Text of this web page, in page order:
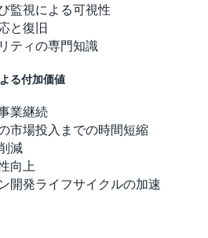
監視による可視性
と復旧
ティの専門知識
る付加価値
業継続
市場投入までの時間短縮
減
向上
開発ライフサイクルの加速